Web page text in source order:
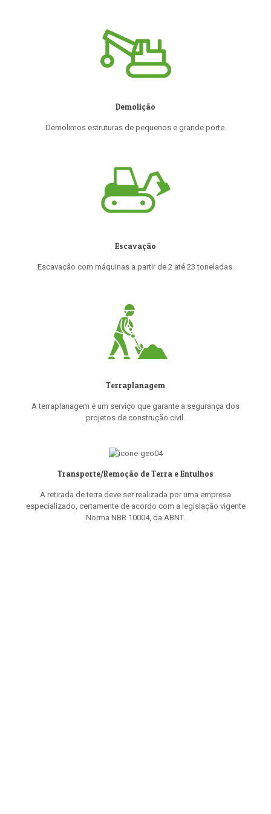
Demolição
Demolimos estruturas de pequenos e grande porte.
Escavação
Escavação com máquinas a partir de 2 até 23 toneladas.
Terraplanagem
A terraplanagem é um serviço que garante a segurança dos
projetos de construção civil.
Transporte/Remoção de Terra e Entulhos
A retirada de terra deve ser realizada por uma empresa
especializado, certamente de acordo com a legislação vigente
Norma NBR 10004, da ABNT.